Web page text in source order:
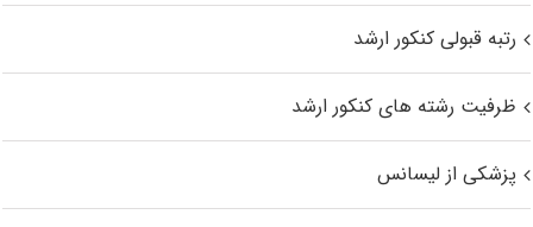
رتبه قبولی کنکور ارشد
ظرفیت رشته های کنکور ارشد
پزشکی از لیسانس